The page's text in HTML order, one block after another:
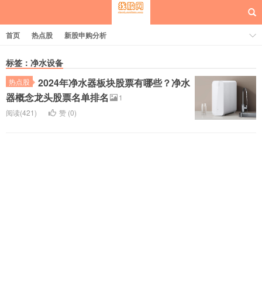
每日概念股
首页 热点股 新股申购分析
标签：净水设备
热点股
2024年净水器板块股票有哪些？净水
器概念龙头股票名单排名
1
阅读(421)
赞 (0)